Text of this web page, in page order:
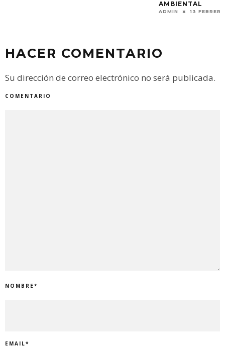
HACER COMENTARIO
Su dirección de correo electrónico no será publicada.
COMENTARIO
NOMBRE*
EMAIL*